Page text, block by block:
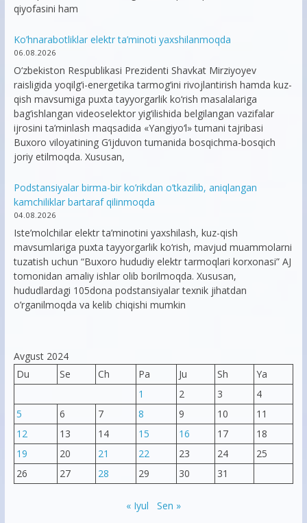
qiyofasini ham
Ko’hnarabotliklar elektr ta’minoti yaxshilanmoqda
06.08.2026
O‘zbekiston Respublikasi Prezidenti Shavkat Mirziyoyev
raisligida yoqilg‘i-energetika tarmog‘ini rivojlantirish hamda kuz-
qish mavsumiga puxta tayyorgarlik ko‘rish masalalariga
bag‘ishlangan videoselektor yig‘ilishida belgilangan vazifalar
ijrosini ta’minlash maqsadida «Yangiyo‘l» tumani tajribasi
Buxoro viloyatining G‘ijduvon tumanida bosqichma-bosqich
joriy etilmoqda. Xususan,
Podstansiyalar birma-bir ko’rikdan o’tkazilib, aniqlangan
kamchiliklar bartaraf qilinmoqda
04.08.2026
Iste’molchilar elektr ta’minotini yaxshilash, kuz-qish
mavsumlariga puxta tayyorgarlik ko‘rish, mavjud muammolarni
tuzatish uchun “Buxoro hududiy elektr tarmoqlari korxonasi” AJ
tomonidan amaliy ishlar olib borilmoqda. Xususan,
hududlardagi 105dona podstansiyalar texnik jihatdan
o’rganilmoqda va kelib chiqishi mumkin
Avgust 2024
Du
Se Ch Pa Ju Sh
Ya
1
2 3
4
5
6 7 8 9 10
11
12
13 14 15 16 17
18
19
20 21 22 23 24
25
26
27 28 29 30 31
« Iyul Sen »